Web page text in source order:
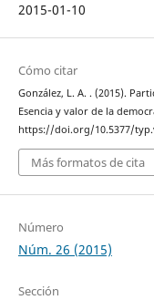
2015-01-10
Cómo citar
González, L. A. . (2015).
Esencia y valor de la
https://doi.org/10.5377/
Más formatos de cita
Número
Núm. 26 (2015)
Sección